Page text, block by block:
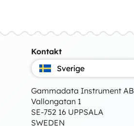
Kontakt
Sverige
Gammadata Instrument AB
Vallongatan 1
SE-752 16 UPPSALA
SWEDEN